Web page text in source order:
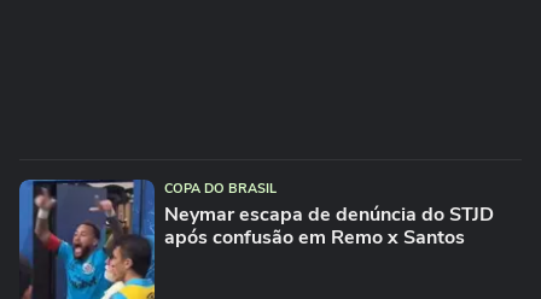
COPA DO BRASIL
Neymar escapa de denúncia do STJD
após confusão em Remo x Santos